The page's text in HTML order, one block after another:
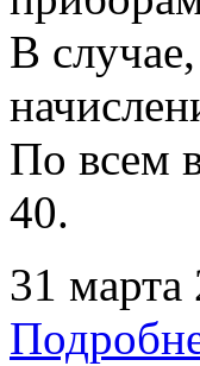
В
По всем
40.
31 марта